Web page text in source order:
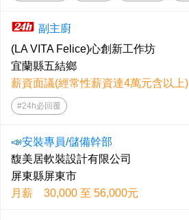
副主廚
(LA VITA Felice)心創新工作坊
宜蘭縣五結鄉
薪資面議(經常性薪資達4萬元含以上)
#24h必回覆
📣安裝專員/儲備幹部
馥美居軟裝設計有限公司
屏東縣屏東市
月薪 30,000 至 56,000元